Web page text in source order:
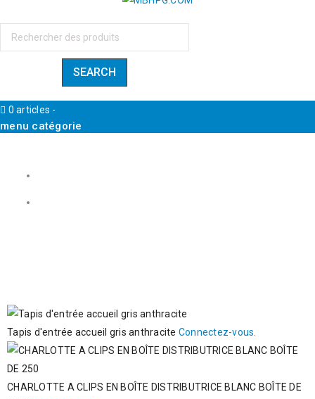
0 articles -
menu catégorie
Tapis d'entrée accueil gris anthracite Connectez-vous.
CHARLOTTE A CLIPS EN BOÎTE DISTRIBUTRICE BLANC BOÎTE DE